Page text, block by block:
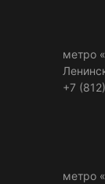
метро
+7
метро